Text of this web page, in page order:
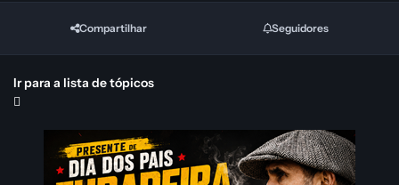
Compartilhar Seguidores
Ir para a lista de tópicos